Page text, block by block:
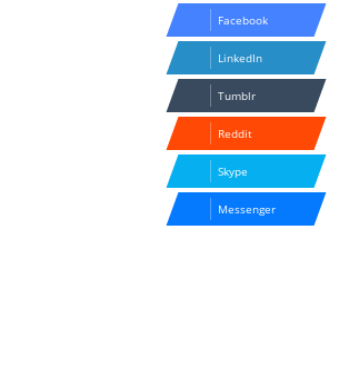
Facebook
LinkedIn
Tumblr
Reddit
Skype
Messenger